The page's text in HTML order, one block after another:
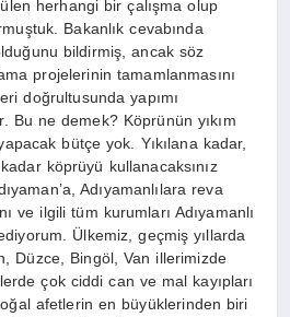
herhangi bir çalışma olup
Bakanlık cevabında
bildirmiş, ancak söz
projelerinin tamamlanmasını
doğrultusunda yapımı
Bu ne demek? Köprünün yıkım
bütçe yok. Yıkılana kadar,
köprüyü kullanacaksınız
Adıyamanlılara reva
ve ilgili tüm kurumları Adıyamanlı
Ülkemiz, geçmiş yıllarda
Düzce, Bingöl, Van illerimizde
çok ciddi can ve mal kayıpları
afetlerin en büyüklerinden biri